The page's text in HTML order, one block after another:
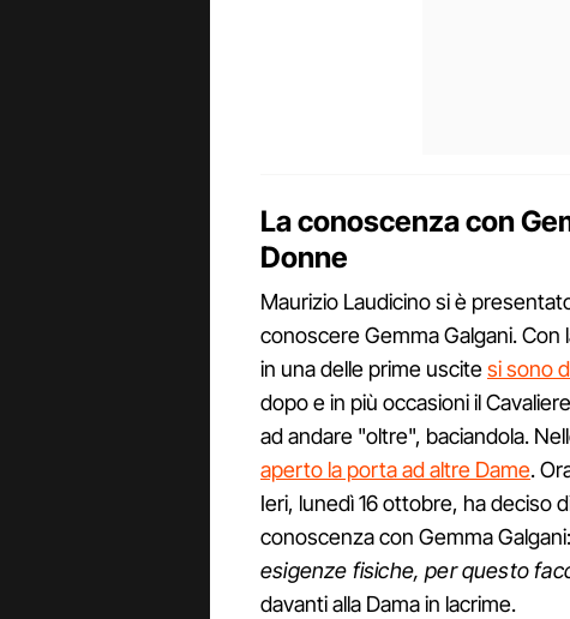
La conoscenza con
Donne
Maurizio Laudicino si è
conoscere Gemma Galgani. Con
in una delle prime uscitesi sono
dopo e in più occasioni il
ad andare "oltre", baciandola.
aperto la porta ad altre Dame.
Ieri, lunedì 16 ottobre, ha deciso
conoscenza con Gemma Galgani:
esigenze fisiche, per questo
davanti alla Dama in lacrime.